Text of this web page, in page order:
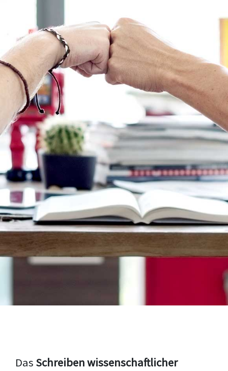
Das Schreiben wissenschaftlicher